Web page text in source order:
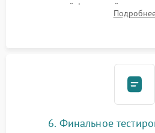
надежной фиксацией
герметиком для предотвращения
6. Финальное